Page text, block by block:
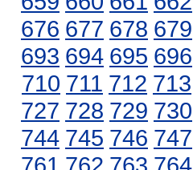
676 677 678 679
693 694 695 696
710 711 712 713
727 728 729 730
744 745 746 747